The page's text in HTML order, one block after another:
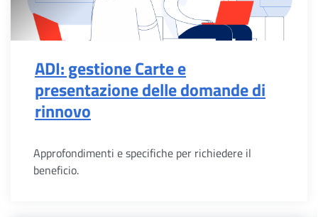
ADI: gestione Carte e
presentazione delle domande di
rinnovo
Approfondimenti e specifiche per richiedere il
beneficio.